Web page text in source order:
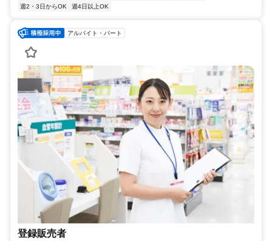
週2・3日からOK
週4日以上OK
アルバイト・パート
登録販売者